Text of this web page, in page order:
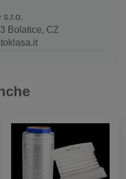
Bolatice, CZ